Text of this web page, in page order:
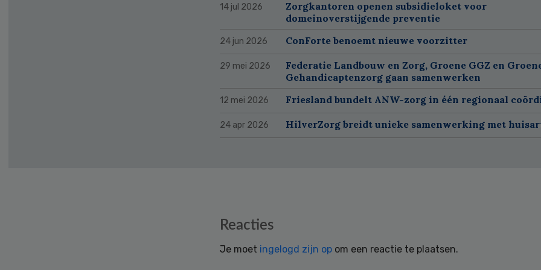
14 jul 2026
Zorgkantoren openen subsidieloket voor
domeinoverstijgende preventie
24 jun 2026 ConForte benoemt nieuwe voorzitter
29 mei 2026
Federatie Landbouw en Zorg, Groene GGZ en
Gehandicaptenzorg gaan samenwerken
12 mei 2026 Friesland bundelt ANW-zorg in één regionaal
24 apr 2026 HilverZorg breidt unieke samenwerking met
Reacties
Je moet ingelogd zijn op om een reactie te plaatsen.